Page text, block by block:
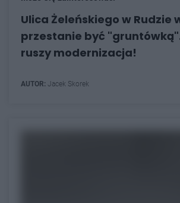
Ulica Żeleńskiego w Rudzie
przestanie być
ruszy modernizacja!
AUTOR: Jacek Skorek